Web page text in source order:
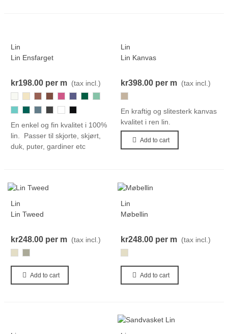
Lin
Lin Ensfarget
kr198.00 per m (tax incl.)
En enkel og fin kvalitet i 100%
lin. Passer til skjorte, skjørt,
duk, puter, gardiner etc
Lin
Lin Kanvas
kr398.00 per m (tax incl.)
En kraftig og slitesterk kanvas
kvalitet i ren lin.
Add to cart
Lin
Lin Tweed
kr248.00 per m (tax incl.)
118
Add to cart
Lin
Møbellin
kr248.00 per m (tax incl.)
Add to cart